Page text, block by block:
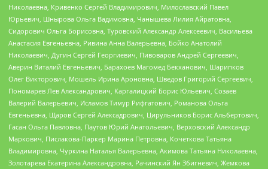
Николаевна, Кривенко Сергей Владимирович, Милославский Павел
Юрьевич, Шнырова Ольга Вадимовна, Чанышева Лилия Айратовна,
Сидорович Ольга Борисовна, Туровский Александр Алексеевич, Васильева
Анастасия Евгеньевна, Ривина Анна Валерьевна, Бойко Анатолий
Николаевич, Дугин Сергей Георгиевич, Пивоваров Андрей Сергеевич,
Аверин Виталий Евгеньевич, Барахоев Магомед Бекханович, Шарипков
Олег Викторович, Мошель Ирина Ароновна, Шведов Григорий Сергеевич,
Пономарев Лев Александрович, Каргалицкий Борис Юльевич, Созаев
Валерий Валерьевич, Исламов Тимур Рифгатович, Романова Ольга
Евгеньевна, Щаров Сергей Алексадрович, Цирульников Борис Альбертович,
Гасан Ольга Павловна, Паутов Юрий Анатольевич, Верховский Александр
Маркович, Пислакова-Паркер Марина Петровна, Кочеткова Татьяна
Владимировна, Чуркина Наталья Валерьевна, Акимова Татьяна Николаевна,
Золотарева Екатерина Александровна, Рачинский Ян Збигневич, Жемкова